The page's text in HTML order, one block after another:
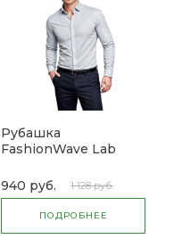
Рубашка
FashionWave Lab
940 руб. 1 128 руб.
ПОДРОБНЕЕ